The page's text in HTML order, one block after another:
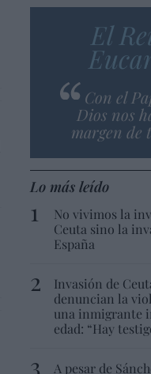
El
Con el
Dios nos
margen de
Lo más leído
No vivimos la
Ceuta sino la
España
Invasión de
denuncian la
una inmigrante
edad: “Hay
A pesar de